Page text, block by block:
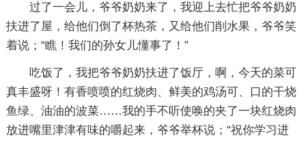
过了一会儿，爷爷奶奶来了，我迎上去忙把爷爷奶奶
扶进了屋，给他们倒了杯热茶，又给他们削水果，爷爷笑
着说；“瞧！我们的孙女儿懂事了！”
吃饭了，我把爷爷奶奶扶进了饭厅，啊，今天的菜可
真丰盛呀！有香喷喷的红烧肉、鲜美的鸡汤可、口的干烧
鱼绿、油油的波菜……我的手不听使唤的夹了一块红烧肉
放进嘴里津津有味的嚼起来，爷爷举杯说；“祝你学习进